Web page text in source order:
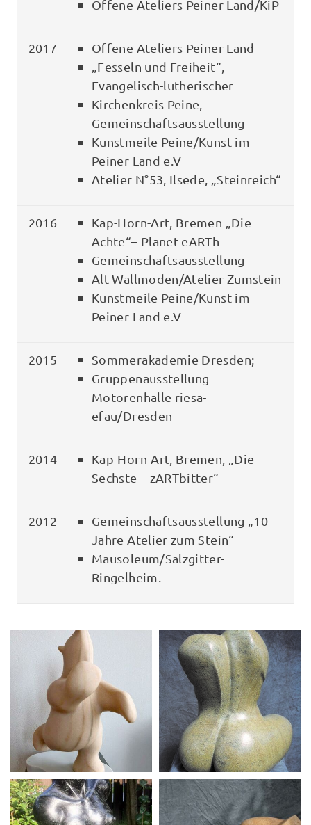
Offene Ateliers Peiner Land/KiP
2017
Offene Ateliers Peiner Land
„Fesseln und Freiheit“,
Evangelisch-lutherischer
Kirchenkreis Peine,
Gemeinschaftsausstellung
Kunstmeile Peine/Kunst im
Peiner Land e.V
Atelier N°53, Ilsede, „Steinreich“
2016
Kap-Horn-Art, Bremen „Die
Achte“– Planet eARTh
Gemeinschaftsausstellung
Alt-Wallmoden/Atelier Zumstein
Kunstmeile Peine/Kunst im
Peiner Land e.V
2015
Sommerakademie Dresden;
Gruppenausstellung
Motorenhalle riesa-
efau/Dresden
2014
Kap-Horn-Art, Bremen, „Die
Sechste – zARTbitter“
2012
Gemeinschaftsausstellung „10
Jahre Atelier zum Stein“
Mausoleum/Salzgitter-
Ringelheim.